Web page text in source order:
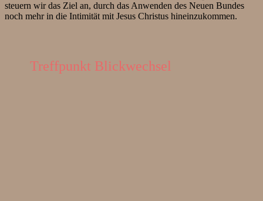
steuern wir das Ziel an, durch das Anwenden des Neuen Bundes
noch mehr in die Intimität mit Jesus Christus hineinzukommen.
Treffpunkt Blickwechsel